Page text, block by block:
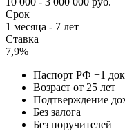
Срок
1 месяца - 7 лет
Ставка
7,9%
Паспорт РФ +1
Возраст от 25 лет
Подтверждение
Без залога
Без поручителей